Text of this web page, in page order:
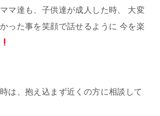
マ達も、子供達が成人した時、 大変
った事を笑顔で話せるように 今を楽
は、抱え込まず近くの方に相談して